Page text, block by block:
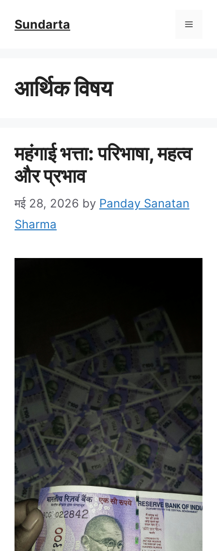
Sundarta Menu
आर्थिक विषय
महंगाई भत्ता: परिभाषा, महत्व
और प्रभाव
मई 28, 2026 by Panday Sanatan
Sharma